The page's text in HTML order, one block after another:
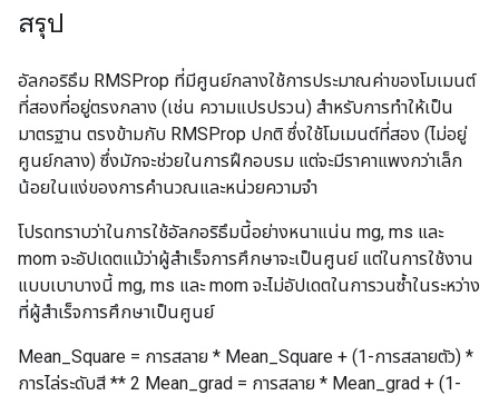
สรุป
อัลกอริธึม RMSProp ที่มีศูนย์กลางใช้การประมาณค่าของโมเมนต์
ที่สองที่อยู่ตรงกลาง (เช่น ความแปรปรวน) สำหรับการทำให้เป็น
มาตรฐาน ตรงข้ามกับ RMSProp ปกติ ซึ่งใช้โมเมนต์ที่สอง (ไม่อยู่
ศูนย์กลาง) ซึ่งมักจะช่วยในการฝึกอบรม แต่จะมีราคาแพงกว่าเล็ก
น้อยในแง่ของการคำนวณและหน่วยความจำ
โปรดทราบว่าในการใช้อัลกอริธึมนี้อย่างหนาแน่น mg, ms และ
mom จะอัปเดตแม้ว่าผู้สำเร็จการศึกษาจะเป็นศูนย์ แต่ในการใช้งาน
แบบเบาบางนี้ mg, ms และ mom จะไม่อัปเดตในการวนซ้ำในระหว่าง
ที่ผู้สำเร็จการศึกษาเป็นศูนย์
Mean_Square = การสลาย * Mean_Square + (1-การสลายตัว) *
การไล่ระดับสี ** 2 Mean_grad = การสลาย * Mean_grad + (1-